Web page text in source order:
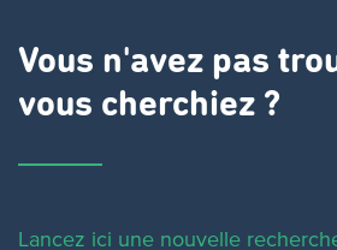
Vous n'avez pas
vous cherchiez ?
Lancez ici une nouvelle